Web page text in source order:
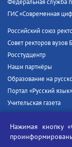
Федеральная служба
ГИС «Современная
Российский союз
Совет ректоров вузов
Росстудцентр
Наши партнёры
Образование на
Портал «Русский язык»
Учительская газета
Единый портал
Нажимая кнопку